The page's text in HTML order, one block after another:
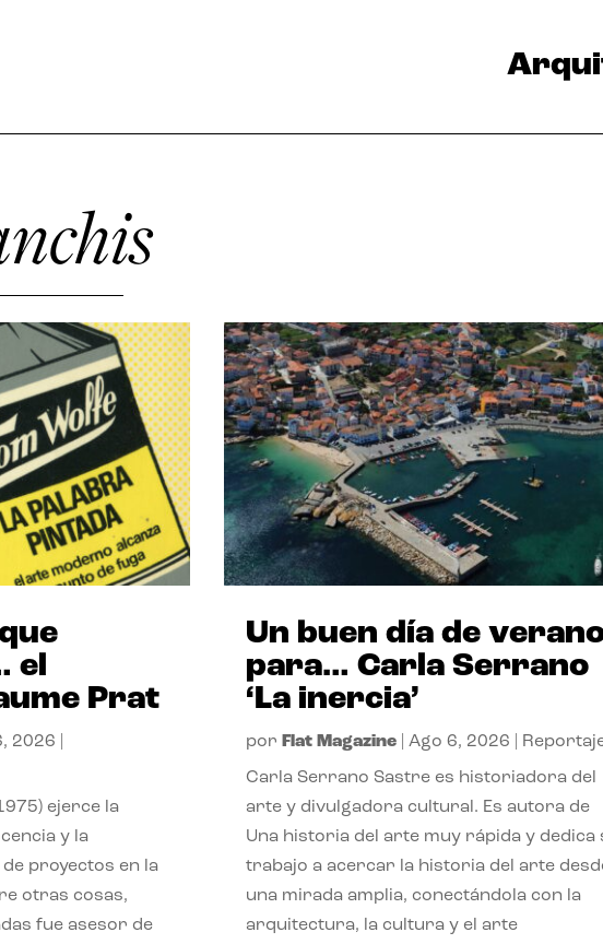
el
Prat
2026
ejerce la
y la
proyectos en la
otras cosas,
fue asesor de
Un buen día de
para… Carla Serrano
‘La inercia’
por Flat Magazine| Ago 6, 2026
Carla Serrano Sastre es historiadora del
arte y divulgadora cultural. Es autora de
Una historia del arte muy rápida y dedica
trabajo a acercar la historia del arte
una mirada amplia, conectándola con la
arquitectura, la cultura y el arte